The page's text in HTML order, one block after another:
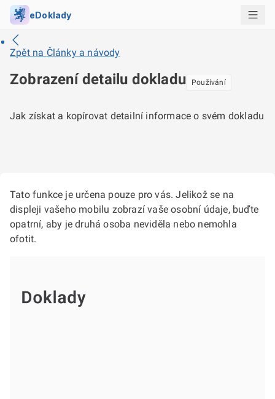
eDoklady
Zpět na Články a návody
Zobrazení detailu dokladu Používání
Jak získat a kopírovat detailní informace o svém dokladu
Tato funkce je určena pouze pro vás. Jelikož se na
displeji vašeho mobilu zobrazí vaše osobní údaje, buďte
opatrní, aby je druhá osoba neviděla nebo nemohla
ofotit.